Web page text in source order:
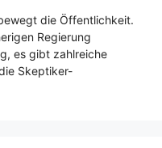
die Öffentlichkeit.
Regierung
es gibt zahlreiche
Skeptiker-